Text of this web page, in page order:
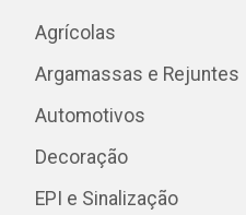
Agrícolas
Argamassas e Rejuntes
Automotivos
Decoração
EPI e Sinalização